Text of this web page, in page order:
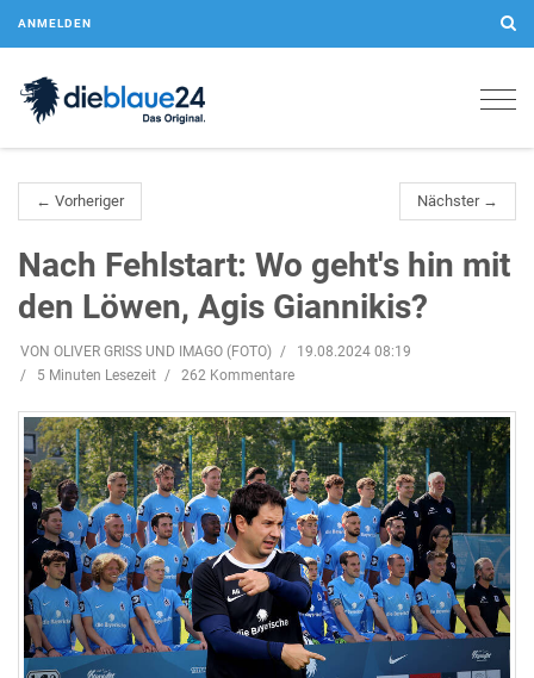
ANMELDEN
← Vorheriger Nächster →
Nach Fehlstart: Wo geht's hin mit
den Löwen, Agis Giannikis?
VON OLIVER GRISS UND IMAGO (FOTO)
19.08.2024 08:19
5 Minuten Lesezeit
262 Kommentare